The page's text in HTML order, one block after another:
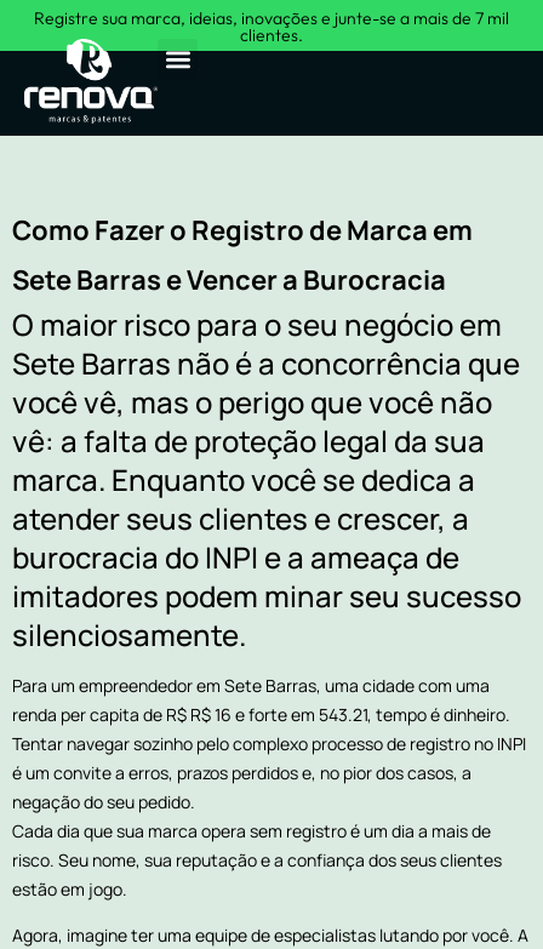
Registre sua marca, ideias, inovações e junte-se a mais de 7 mil
clientes.
Como Fazer o Registro de Marca em
Sete Barras e Vencer a Burocracia
O maior risco para o seu negócio em
Sete Barras não é a concorrência que
você vê, mas o perigo que você não
vê: a falta de proteção legal da sua
marca. Enquanto você se dedica a
atender seus clientes e crescer, a
burocracia do INPI e a ameaça de
imitadores podem minar seu sucesso
silenciosamente.
Para um empreendedor em Sete Barras, uma cidade com uma
renda per capita de R$ R$ 16 e forte em 543.21, tempo é dinheiro.
Tentar navegar sozinho pelo complexo processo de registro no INPI
é um convite a erros, prazos perdidos e, no pior dos casos, a
negação do seu pedido.
Cada dia que sua marca opera sem registro é um dia a mais de
risco. Seu nome, sua reputação e a confiança dos seus clientes
estão em jogo.
Agora, imagine ter uma equipe de especialistas lutando por você. A